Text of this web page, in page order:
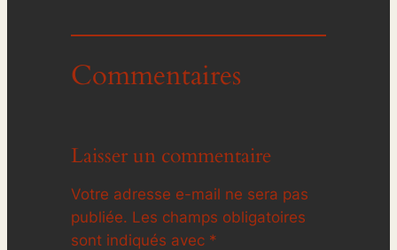
Commentaires
Laisser un commentaire
Votre adresse e-mail ne sera pas
publiée. Les champs obligatoires
sont indiqués avec *